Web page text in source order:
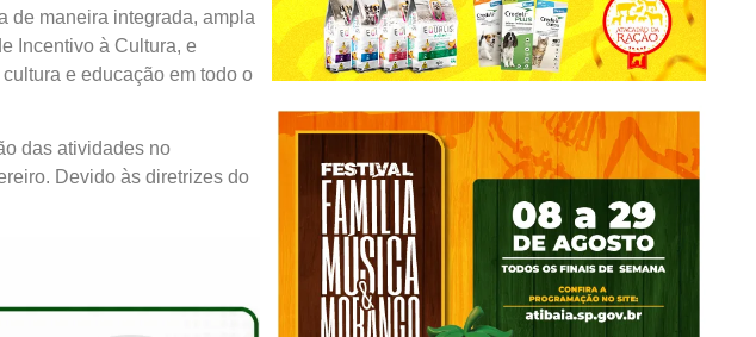
de maneira integrada, ampla
Incentivo à Cultura, e
e educação em todo o
das atividades no
Devido às diretrizes do